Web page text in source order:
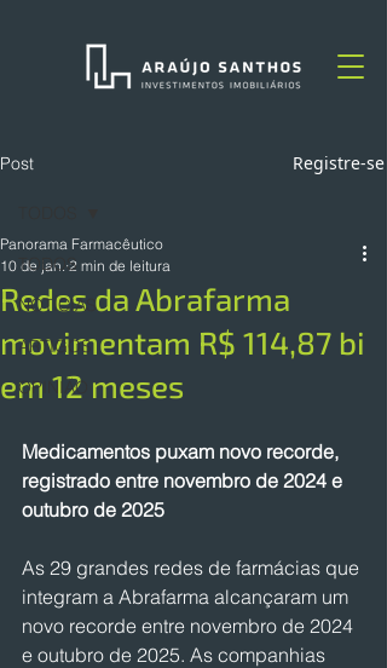
Post Registre-se
TODOS
NOTÍCIAS
ARTIGOS
OPINIÃO
Redes da Abrafarma
movimentam R$ 114,87 bi
em 12 meses
Panorama Farmacêutico
10 de jan. 2 min de leitura
Medicamentos puxam novo recorde,
registrado entre novembro de 2024 e
outubro de 2025
As 29 grandes redes de farmácias que
integram a Abrafarma alcançaram um
novo recorde entre novembro de 2024
e outubro de 2025. As companhias